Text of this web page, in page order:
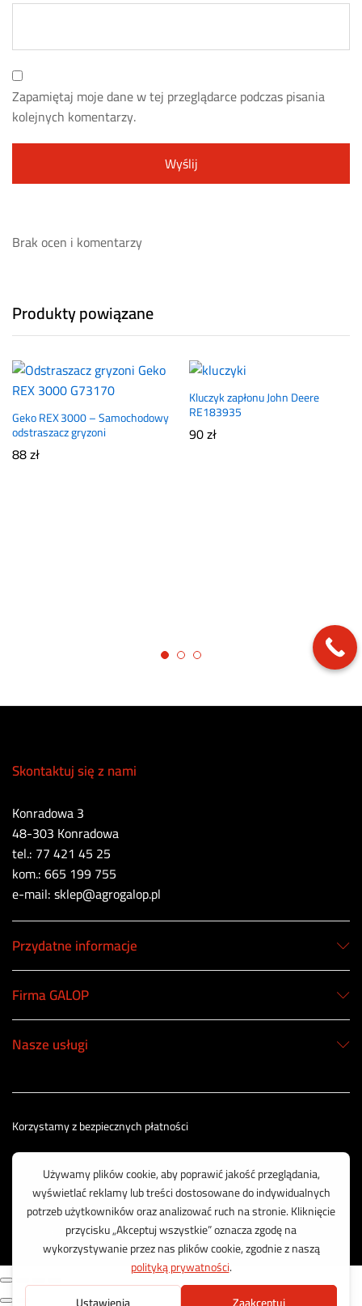
Zapamiętaj moje dane w tej przeglądarce podczas pisania
kolejnych komentarzy.
Brak ocen i komentarzy
Produkty powiązane
Geko REX 3000 – Samochodowy
odstraszacz gryzoni
88zł
Kluczyk zapłonu John Deere
RE183935
90zł
Skontaktuj się z nami
Konradowa 3
48-303 Konradowa
tel.: 77 421 45 25
kom.: 665 199 755
e-mail: sklep@agrogalop.pl
Przydatne informacje
Firma GALOP
Nasze usługi
© 2003 - 2025 GALOP - Wyposażenie Rolnictwa | Wykonanie:
CreativeOne
Korzystamy z bezpiecznych płatności